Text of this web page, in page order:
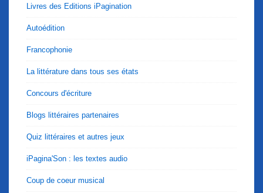
Livres des Editions iPagination
Autoédition
Francophonie
La littérature dans tous ses états
Concours d'écriture
Blogs littéraires partenaires
Quiz littéraires et autres jeux
iPagina'Son : les textes audio
Coup de coeur musical